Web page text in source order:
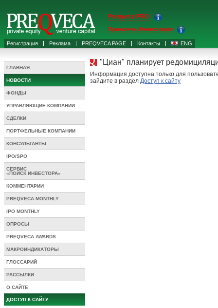
Регистрация Реклама PREQVECA PAGE Контакты ENG
Preqveca PRO
Привлечь Инвестиции
ГЛАВНАЯ
НОВОСТИ
ФОНДЫ
УПРАВЛЯЮЩИЕ КОМПАНИИ
СДЕЛКИ
ПОРТФЕЛЬНЫЕ КОМПАНИИ
КОНСУЛЬТАНТЫ
IPO/SPO
СЕРВИС
«ПОИСК ИНВЕСТОРА»
КОММЕНТАРИИ
PREQVECA MONTHLY
IPO MONTHLY
ОПРОСЫ
PREQVECA AWARDS
МАКРОИНДИКАТОРЫ
ГЛОССАРИЙ
РАССЫЛКИ
О САЙТЕ
ДОСТУП К САЙТУ
"Циан" планирует
Информация доступна только для
зайдите в раздел Доступ к сайту